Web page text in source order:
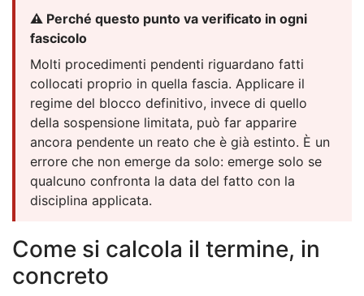
⚠️ Perché questo punto va verificato in ogni
fascicolo
Molti procedimenti pendenti riguardano fatti
collocati proprio in quella fascia. Applicare il
regime del blocco definitivo, invece di quello
della sospensione limitata, può far apparire
ancora pendente un reato che è già estinto. È un
errore che non emerge da solo: emerge solo se
qualcuno confronta la data del fatto con la
disciplina applicata.
Come si calcola il termine, in
concreto